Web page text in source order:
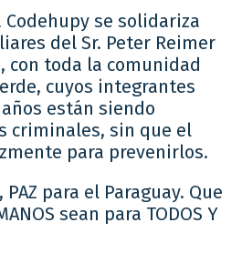
se solidariza
del Sr. Peter Reimer
con toda la comunidad
cuyos integrantes
están siendo
criminales, sin que el
para prevenirlos.
PAZ para el Paraguay. Que
sean para TODOS Y